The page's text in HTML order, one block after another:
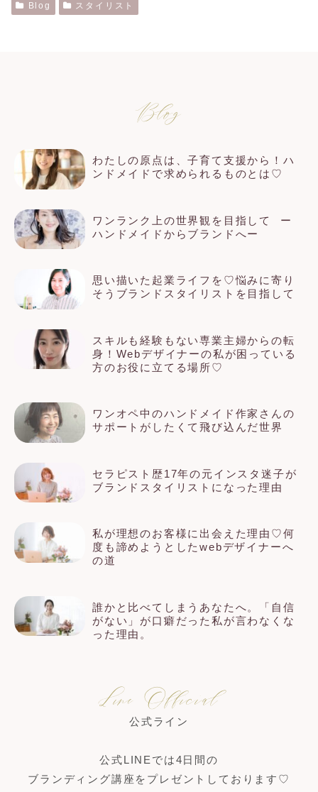
Blog スタイリスト
Blog
わたしの原点は、子育て支援から！ハ
ンドメイドで求められるものとは♡
ワンランク上の世界観を目指して⠀ー
ハンドメイドからブランドへー
思い描いた起業ライフを♡悩みに寄り
そうブランドスタイリストを目指して
スキルも経験もない専業主婦からの転
身！Webデザイナーの私が困っている
方のお役に立てる場所♡
ワンオペ中のハンドメイド作家さんの
サポートがしたくて飛び込んだ世界
セラピスト歴17年の元インスタ迷子が
ブランドスタイリストになった理由
私が理想のお客様に出会えた理由♡何
度も諦めようとしたwebデザイナーへ
の道
誰かと比べてしまうあなたへ。「自信
がない」が口癖だった私が言わなくな
った理由。
Line Official
公式ライン
公式LINEでは4日間の
ブランディング講座をプレゼントしております♡